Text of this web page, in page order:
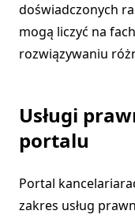
doświadczonych
mogą liczyć na
rozwiązywaniu
Usługi
portalu
Portal
zakres usług